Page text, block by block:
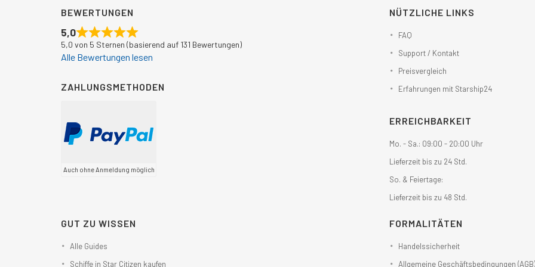
BEWERTUNGEN
5,0
5,0 von 5 Sternen (basierend auf 131 Bewertungen)
Alle Bewertungen lesen
ZAHLUNGSMETHODEN
Auch ohne Anmeldung möglich
NÜTZLICHE LINKS
FAQ
Support / Kontakt
Preisvergleich
Erfahrungen mit Starship24
ERREICHBARKEIT
Mo. - Sa.: 09:00 - 20:00 Uhr
Lieferzeit bis zu 24 Std.
So. & Feiertage:
Lieferzeit bis zu 48 Std.
GUT ZU WISSEN
Alle Guides
Schiffe in Star Citizen kaufen
FORMALITÄTEN
Handelssicherheit
Allgemeine Geschäftsbedingungen (AGB)